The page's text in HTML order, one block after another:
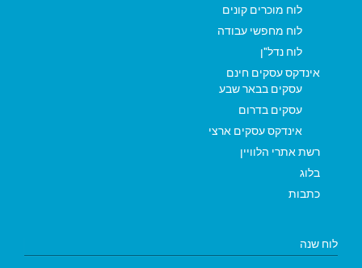
לוח מוכרים קונים
לוח מחפשי עבודה
לוח נדל"ן
אינדקס עסקים חינם
עסקים בבאר שבע
עסקים בדרום
אינדקס עסקים ארצי
רשת אתרי הלוויין
בלוג
כתבות
לוח שנה